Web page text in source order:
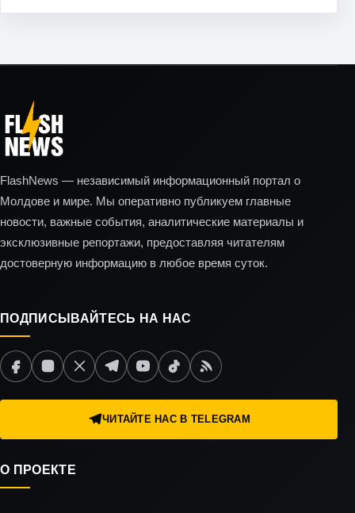
FlashNews — независимый информационный портал о
Молдове и мире. Мы оперативно публикуем главные
новости, важные события, аналитические материалы и
эксклюзивные репортажи, предоставляя читателям
достоверную информацию в любое время суток.
ПОДПИСЫВАЙТЕСЬ НА НАС
ЧИТАЙТЕ НАС В TELEGRAM
О ПРОЕКТЕ